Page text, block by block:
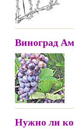
Виноград
Нужно ли